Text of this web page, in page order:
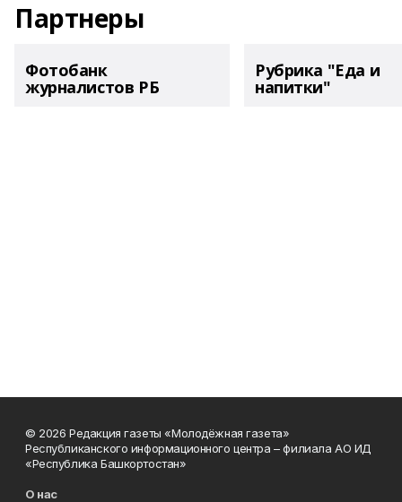
Партнеры
Фотобанк
журналистов РБ
Рубрика "Еда и
напитки"
© 2026 Редакция газеты «Молодёжная газета»
Республиканского информационного центра – филиала АО ИД
«Республика Башкортостан»
О нас